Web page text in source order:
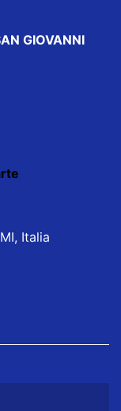
GIOVANNI
Italia